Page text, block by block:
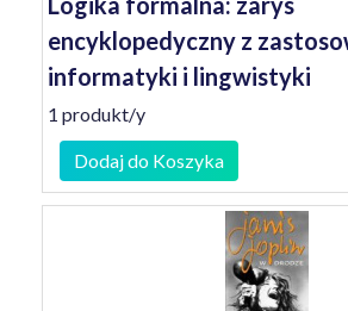
encyklopedyczny z
informatyki i lingwistyki
1 produkt/y
Dodaj do Koszyka